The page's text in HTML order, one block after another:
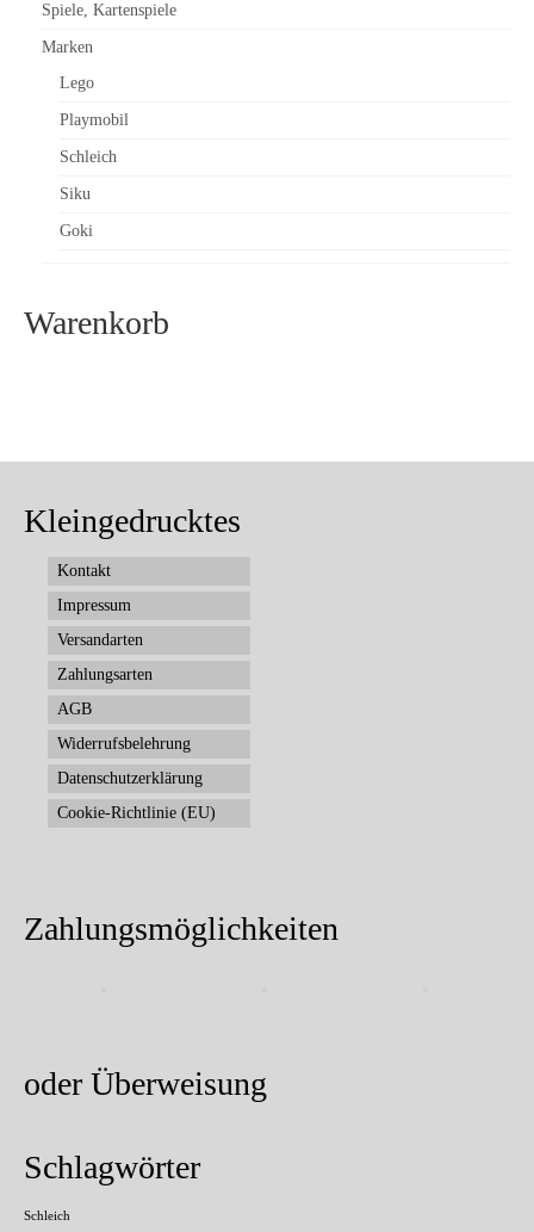
Spiele, Kartenspiele
Marken
Lego
Playmobil
Schleich
Siku
Goki
Warenkorb
Kleingedrucktes
Kontakt
Impressum
Versandarten
Zahlungsarten
AGB
Widerrufsbelehrung
Datenschutzerklärung
Cookie-Richtlinie (EU)
Zahlungsmöglichkeiten
oder Überweisung
Schlagwörter
Schleich